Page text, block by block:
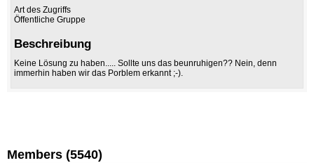
Art des Zugriffs
Öffentliche Gruppe
Beschreibung
Keine Lösung zu haben..... Sollte uns das beunruhigen?? Nein, denn
immerhin haben wir das Porblem erkannt ;-).
Members (5540)